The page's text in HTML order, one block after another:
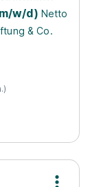
w/d) Netto
& Co.